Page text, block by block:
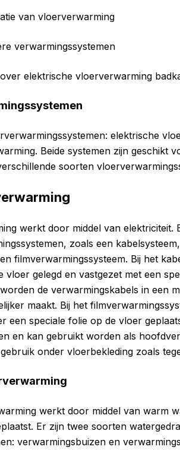
van vloerverwarming
verwarmingssystemen
elektrische vloerverwarming
elektrische
Beide systemen zijn geschikt
soorten
werkt door middel van elektriciteit.
zoals een
filmverwarmingssysteem. Bij het
vloer gelegd en vastgezet met een
de verwarmingskabels in een
maakt. Bij het
een speciale folie op de vloer
en kan gebruikt worden als
onder vloerbekleding zoals
werkt door middel van warm
Er zijn twee soorten
verwarmingsbuizen en